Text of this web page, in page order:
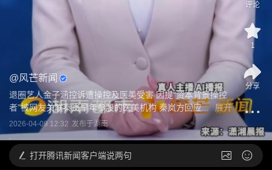
@风芒新闻
退圈艺人金子涵控诉遭操控及医美受害 因提“资本背景操控
者”被网友关联秦岚早年参股的医美机构 秦岚方回应...
展开
2026-04-09 12:32 发布于湖南
评论
1
分享
打开腾讯新闻客户端说两句